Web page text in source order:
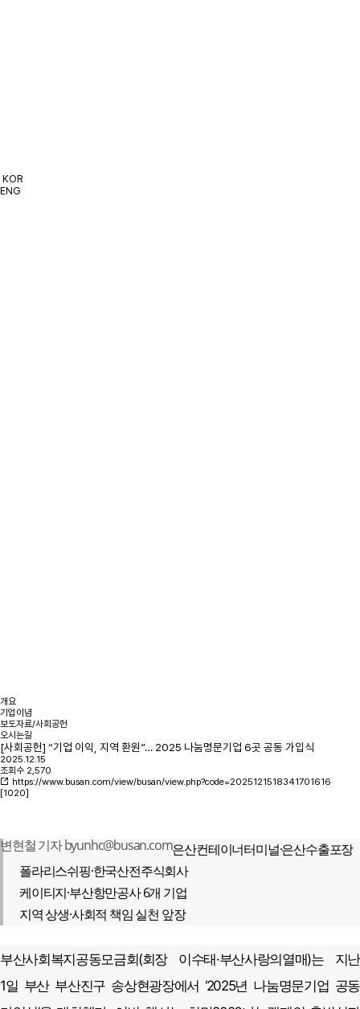
KOR
ENG
개요
기업이념
보도자료/사회공헌
오시는길
[사회공헌] “기업 이익, 지역 환원”… 2025 나눔명문기업 6곳 공동 가입식
2025.12.15
조회수 2,570
https://www.busan.com/view/busan/view.php?code=2025121518341701616
[1020]
변현철 기자 byunhc@busan.com은산컨테이너터미널·은산수출포장
폴라리스쉬핑·한국산전주식회사
케이티지·부산항만공사 6개 기업
지역 상생·사회적 책임 실천 앞장
부산사회복지공동모금회(회장 이수태·부산사랑의열매)는 지난
1일 부산 부산진구 송상현광장에서 ‘2025년 나눔명문기업 공동